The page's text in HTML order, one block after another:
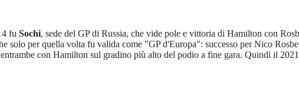
fu Sochi, sede del GP di Russia, che vide pole e vittoria di Hamilton con
solo per quella volta fu valida come "GP d'Europa": successo per Nico
con Hamilton sul gradino più alto del podio a fine gara. Quindi il